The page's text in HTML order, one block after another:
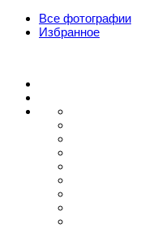
Все фотографии
Избранное